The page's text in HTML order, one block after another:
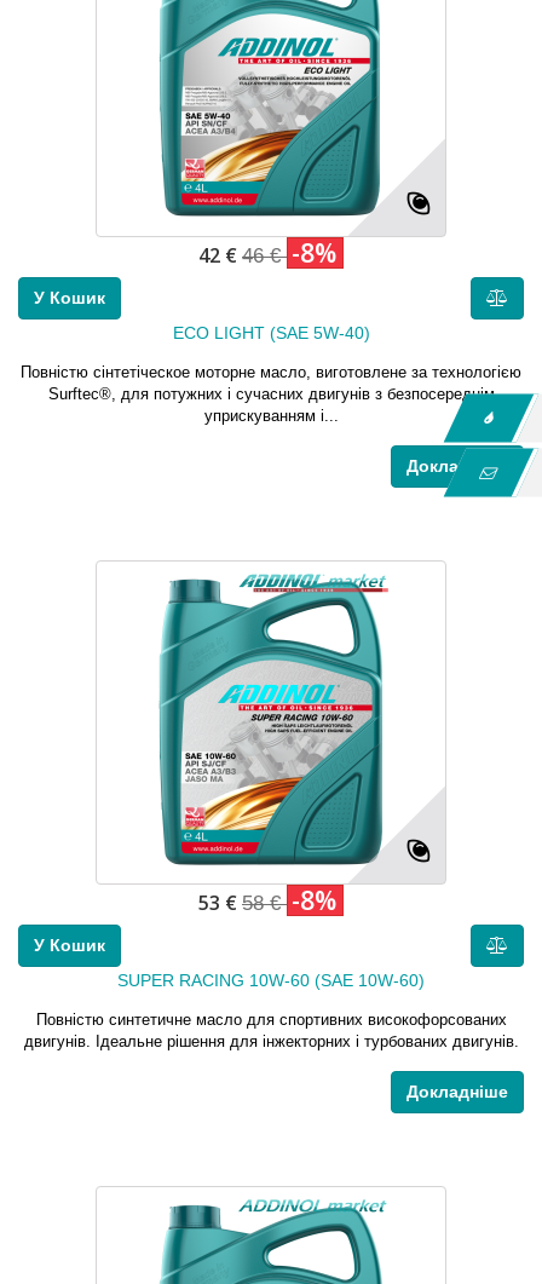
42 € 46 € -8%
У Кошик
ECO LIGHT (SAE 5W-40)
Повністю cінтетіческое моторне масло, виготовлене за технологією
Surftec®, для потужних і сучасних двигунів з безпосереднім
уприскуванням і...
Докладніше
53 € 58 € -8%
У Кошик
SUPER RACING 10W-60 (SAE 10W-60)
Повністю синтетичне масло для спортивних високофорсованих
двигунів. Ідеальне рішення для інжекторних і турбованих двигунів.
Докладніше